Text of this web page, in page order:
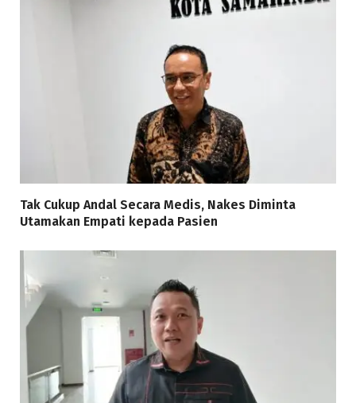
Tak Cukup Andal Secara Medis, Nakes Diminta
Utamakan Empati kepada Pasien